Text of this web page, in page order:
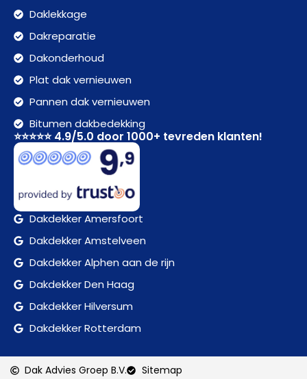
Daklekkage
Dakreparatie
Dakonderhoud
Plat dak vernieuwen
Pannen dak vernieuwen
Bitumen dakbedekking
⭐⭐⭐⭐⭐ 4.9/5.0 door 1000+ tevreden klanten!
Dakdekker Amersfoort
Dakdekker Amstelveen
Dakdekker Alphen aan de rijn
Dakdekker Den Haag
Dakdekker Hilversum
Dakdekker Rotterdam
Dak Advies Groep B.V.
Sitemap